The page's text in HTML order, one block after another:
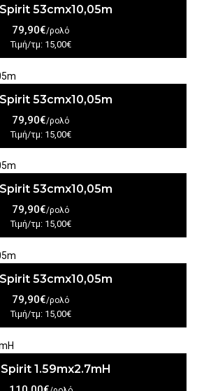
53cmx10,05m
79,90€/ρολό
Τιμή/τμ: 15,00€
53cmx10,05m
79,90€/ρολό
Τιμή/τμ: 15,00€
53cmx10,05m
79,90€/ρολό
Τιμή/τμ: 15,00€
53cmx10,05m
79,90€/ρολό
Τιμή/τμ: 15,00€
1.59mx2.7mH